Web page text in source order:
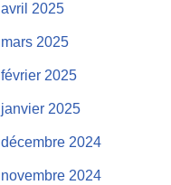
avril 2025
mars 2025
février 2025
janvier 2025
décembre 2024
novembre 2024